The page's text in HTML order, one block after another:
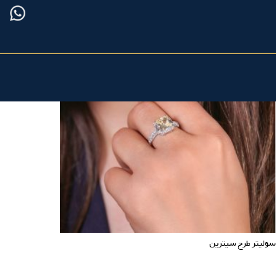
سولیتر طرح سیترین